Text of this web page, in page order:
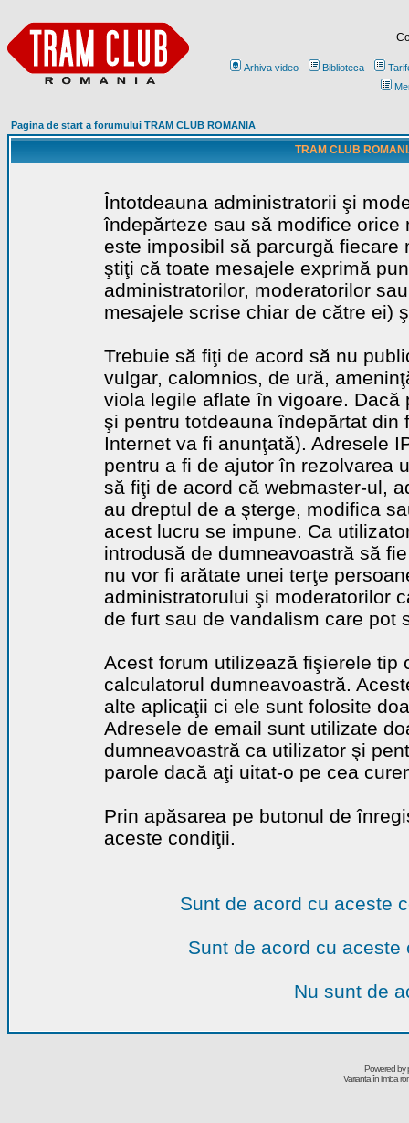
Arhiva video Biblioteca
Pagina de start a forumului TRAM CLUB ROMANIA
TRAM CLUB
Întotdeauna administratorii şi
îndepărteze sau să modifice
este imposibil să parcurgă
ştiţi că toate mesajele exprimă
administratorilor, moderatorilor
mesajele scrise chiar de către ei)
Trebuie să fiţi de acord să nu
vulgar, calomnios, de ură,
viola legile aflate în vigoare.
şi pentru totdeauna îndepărtat
Internet va fi anunţată). Adresele
pentru a fi de ajutor în rezolvarea
să fiţi de acord că webmaster-ul,
au dreptul de a şterge, modifica
acest lucru se impune. Ca
introdusă de dumneavoastră să
nu vor fi arătate unei terţe
administratorului şi moderatorilor
de furt sau de vandalism care pot
Acest forum utilizează fişierele tip
calculatorul dumneavoastră.
alte aplicaţii ci ele sunt folosite
Adresele de email sunt utilizate
dumneavoastră ca utilizator şi
parole dacă aţi uitat-o pe cea
Prin apăsarea pe butonul de
aceste condiţii.
Sunt de acord cu aceste
Sunt de acord cu
Nu sunt de
Powered by
Varianta în limba